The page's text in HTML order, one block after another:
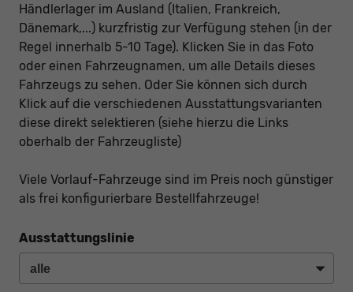
Händlerlager im Ausland (Italien, Frankreich,
Dänemark,...) kurzfristig zur Verfügung stehen (in der
Regel innerhalb 5-10 Tage). Klicken Sie in das Foto
oder einen Fahrzeugnamen, um alle Details dieses
Fahrzeugs zu sehen. Oder Sie können sich durch
Klick auf die verschiedenen Ausstattungsvarianten
diese direkt selektieren (siehe hierzu die Links
oberhalb der Fahrzeugliste)
Viele Vorlauf-Fahrzeuge sind im Preis noch günstiger
als frei konfigurierbare Bestellfahrzeuge!
Ausstattungslinie